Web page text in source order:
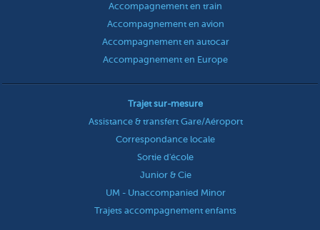
Accompagnement en train
Accompagnement en avion
Accompagnement en autocar
Accompagnement en Europe
Trajet sur-mesure
Assistance & transfert Gare/Aéroport
Correspondance locale
Sortie d'école
Junior & Cie
UM - Unaccompanied Minor
Trajets accompagnement enfants